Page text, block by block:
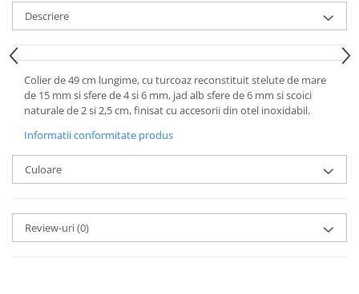
Descriere
Colier de 49 cm lungime, cu turcoaz reconstituit stelute de mare
de 15 mm si sfere de 4 si 6 mm, jad alb sfere de 6 mm si scoici
naturale de 2 si 2,5 cm, finisat cu accesorii din otel inoxidabil.
Informatii conformitate produs
Culoare
Review-uri(0)